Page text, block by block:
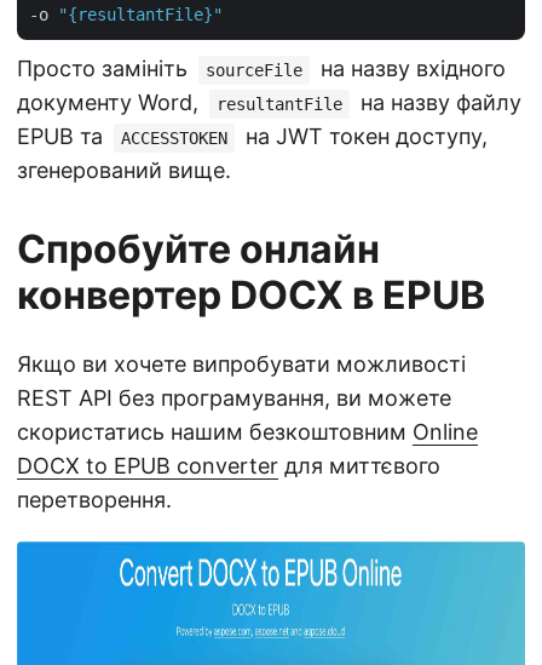
-o
"{resultantFile}"
Просто замініть sourceFile
на назву вхідного
документу Word,
resultantFile
на назву файлу
EPUB та
ACCESSTOKEN
на JWT токен доступу,
згенерований вище.
Спробуйте онлайн
конвертер DOCX в EPUB
Якщо ви хочете випробувати можливості
REST API без програмування, ви можете
скористатись нашим безкоштовним Online
DOCX to EPUB converter для миттєвого
перетворення.